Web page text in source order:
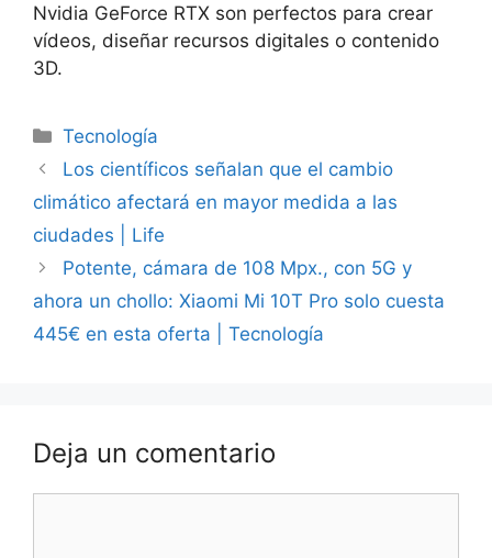
Nvidia GeForce RTX son perfectos para crear
vídeos, diseñar recursos digitales o contenido
3D.
Categorías
Tecnología
Los científicos señalan que el cambio
climático afectará en mayor medida a las
ciudades | Life
Potente, cámara de 108 Mpx., con 5G y
ahora un chollo: Xiaomi Mi 10T Pro solo cuesta
445€ en esta oferta | Tecnología
Deja un comentario